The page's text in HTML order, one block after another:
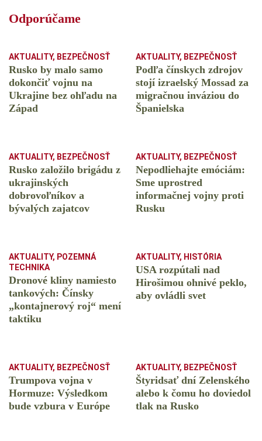
Odporúčame
AKTUALITY, BEZPEČNOSŤ
Rusko by malo samo
dokončiť vojnu na
Ukrajine bez ohľadu na
Západ
AKTUALITY, BEZPEČNOSŤ
Podľa čínskych zdrojov
stojí izraelský Mossad za
migračnou inváziou do
Španielska
AKTUALITY, BEZPEČNOSŤ
Rusko založilo brigádu z
ukrajinských
dobrovoľníkov a
bývalých zajatcov
AKTUALITY, BEZPEČNOSŤ
Nepodliehajte emóciám:
Sme uprostred
informačnej vojny proti
Rusku
AKTUALITY, POZEMNÁ
TECHNIKA
Dronové kliny namiesto
tankových: Čínsky
️„kontajnerový roj“ mení
taktiku
AKTUALITY, HISTÓRIA
USA rozpútali nad
Hirošimou ohnivé peklo,
aby ovládli svet
AKTUALITY, BEZPEČNOSŤ
Trumpova vojna v
Hormuze: Výsledkom
bude vzbura v Európe
AKTUALITY, BEZPEČNOSŤ
Štyridsať dní Zelenského
alebo k čomu ho doviedol
tlak na Rusko